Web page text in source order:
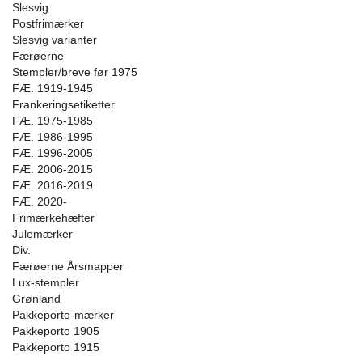
Slesvig
Postfrimærker
Slesvig varianter
Færøerne
Stempler/breve før 1975
FÆ. 1919-1945
Frankeringsetiketter
FÆ. 1975-1985
FÆ. 1986-1995
FÆ. 1996-2005
FÆ. 2006-2015
FÆ. 2016-2019
FÆ. 2020-
Frimærkehæfter
Julemærker
Div.
Færøerne Årsmapper
Lux-stempler
Grønland
Pakkeporto-mærker
Pakkeporto 1905
Pakkeporto 1915